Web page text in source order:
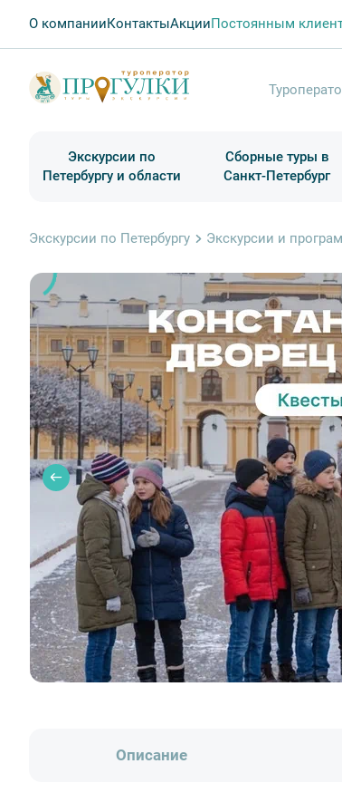
О компанииКонтактыАкцииПостоянным
Экскурсии по
Петербургу и области
Сборные туры в
Санкт-Петербург
Экскурсии по Петербургу Экскурсии и
Описание